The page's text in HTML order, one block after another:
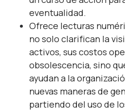
eventualidad.
Ofrece lecturas
no solo clarifican la
activos, sus costos
obsolescencia, sino
ayudan a la
nuevas maneras de
partiendo del uso de